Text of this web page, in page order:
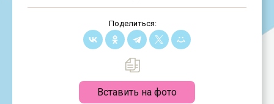
Поделиться:
Вставить на фото